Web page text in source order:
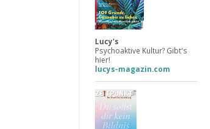
Lucy's
Psychoaktive Kultur? Gibt's
hier!
lucys-magazin.com